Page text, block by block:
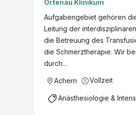
Anästhesiologische
Achern
Zeitpunkt Voll- oder
Teilzeit
Ortenau Klinikum
Aufgabengebiet gehören
Leitung der
die Betreuung des
die Schmerztherapie. Wir
durch…
Achern Vollzeit
Anästhesiologie &